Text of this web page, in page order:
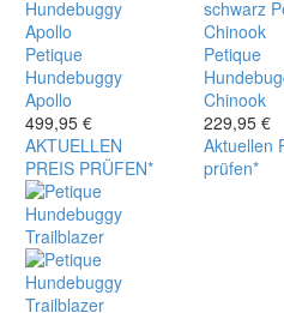
Petique
Hundebuggy
Apollo
499,95 €
AKTUELLEN
PREIS PRÜFEN*
Petique
Chinook
229,95€
Aktuellen
prüfen*